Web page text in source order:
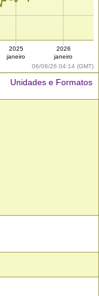
06/08/26 04:14 (GMT)
2025
janeiro
2026
janeiro
Unidades e Formatos